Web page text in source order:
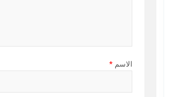
الاسم *